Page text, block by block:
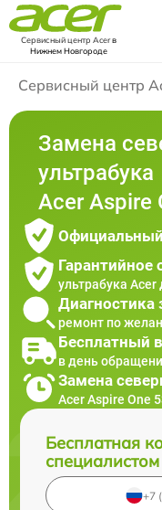
Сервисный центр Acerв
Нижнем Новгороде
Сервисный центр
Замена
ультрабука
Acer Aspire
Гарантийное
ультрабука Acer
Диагностика
ремонт по
Бесплатный
в день
Замена
Acer Aspire One
Бесплатная
специалистом